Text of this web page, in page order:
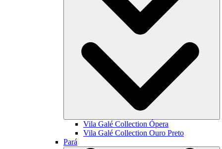
Vila Galé Collection Ópera
Vila Galé Collection Ouro Preto
Pará